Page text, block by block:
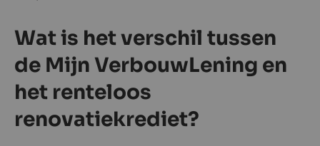
Wat is het verschil tussen
de Mijn VerbouwLening en
het renteloos
renovatiekrediet?